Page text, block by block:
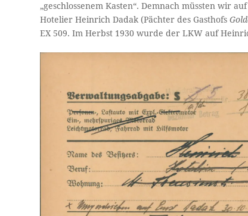
„geschlossenem Kasten“. Demnach müssten wir
Hotelier Heinrich Dadak (Pächter des Gasthofs
EX 509. Im Herbst 1930 wurde der LKW auf